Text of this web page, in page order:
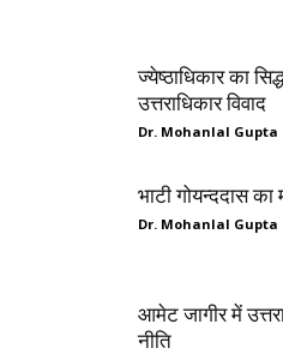
ज्येष्ठाधिकार का
उत्तराधिकार विवाद
Dr. Mohanlal Gupta
भाटी गोयन्ददास का
Dr. Mohanlal Gupta
आमेट जागीर में
नीति